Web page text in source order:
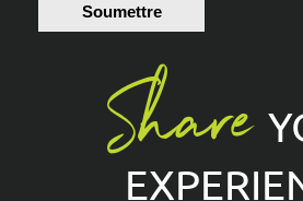
Soumettre
Share